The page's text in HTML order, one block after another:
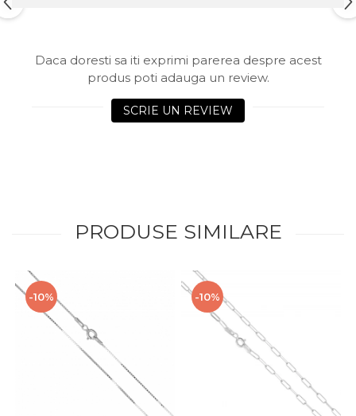
Daca doresti sa iti exprimi parerea despre acest
produs poti adauga un review.
SCRIE UN REVIEW
PRODUSE SIMILARE
-10% -10%